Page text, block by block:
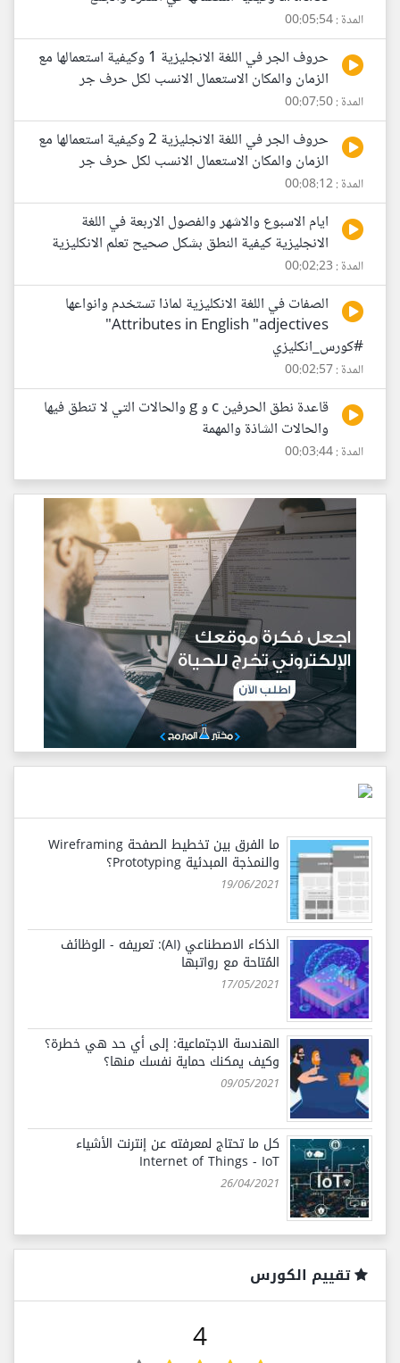
المدة : 00:05:54
حروف الجر في اللغة الانجليزية 1 وكيفية استعمالها مع
الزمان والمكان الاستعمال الانسب لكل حرف جر
المدة : 00:07:50
حروف الجر في اللغة الانجليزية 2 وكيفية استعمالها مع
الزمان والمكان الاستعمال الانسب لكل حرف جر
المدة : 00:08:12
ايام الاسبوع والاشهر والفصول الاربعة في اللغة
الانجليزية كيفية النطق بشكل صحيح تعلم الانكليزية
المدة : 00:02:23
الصفات في اللغة الانكليزية لماذا تستخدم وانواعها
Attributes in English "adjectives"
#كورس_انكليزي
المدة : 00:02:57
قاعدة نطق الحرفين c و g والحالات التي لا تنطق فيها
والحالات الشاذة والمهمة
المدة : 00:03:44
ما الفرق بين تخطيط الصفحة Wireframing
والنمذجة المبدئية Prototyping؟
19/06/2021
الذكاء الاصطناعي (AI): تعريفه - الوظائف
المُتاحة مع رواتبها
17/05/2021
الهندسة الاجتماعية: إلى أي حد هي خطرة؟
وكيف يمكنك حماية نفسك منها؟
09/05/2021
كل ما تحتاج لمعرفته عن إنترنت الأشياء
Internet of Things - IoT
26/04/2021
تقييم الكورس
4